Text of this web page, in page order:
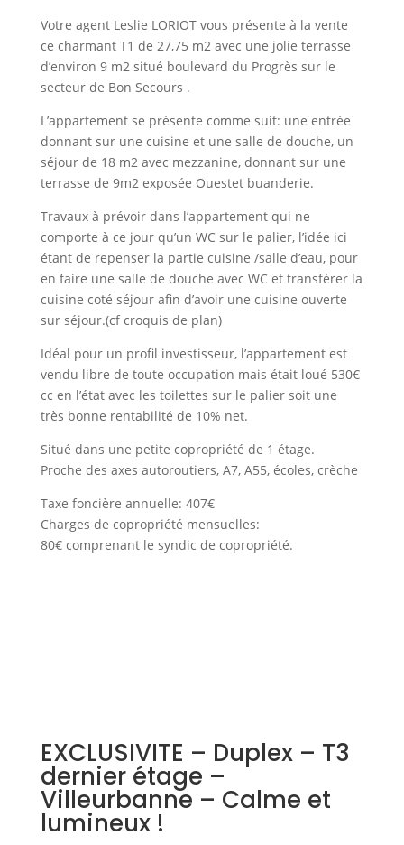
Votre agent Leslie LORIOT vous présente à la vente
ce charmant T1 de 27,75 m2 avec une jolie terrasse
d’environ 9 m2 situé boulevard du Progrès sur le
secteur de Bon Secours .
L’appartement se présente comme suit: une entrée
donnant sur une cuisine et une salle de douche, un
séjour de 18 m2 avec mezzanine, donnant sur une
terrasse de 9m2 exposée Ouestet buanderie.
Travaux à prévoir dans l’appartement qui ne
comporte à ce jour qu’un WC sur le palier, l’idée ici
étant de repenser la partie cuisine /salle d’eau, pour
en faire une salle de douche avec WC et transférer la
cuisine coté séjour afin d’avoir une cuisine ouverte
sur séjour.(cf croquis de plan)
Idéal pour un profil investisseur, l’appartement est
vendu libre de toute occupation mais était loué 530€
cc en l’état avec les toilettes sur le palier soit une
très bonne rentabilité de 10% net.
Situé dans une petite copropriété de 1 étage.
Proche des axes autoroutiers, A7, A55, écoles, crèche
Taxe foncière annuelle: 407€
Charges de copropriété mensuelles:
80€ comprenant le syndic de copropriété.
EXCLUSIVITE – Duplex – T3
dernier étage –
Villeurbanne – Calme et
lumineux !